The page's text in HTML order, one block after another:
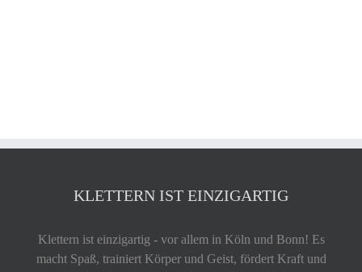
KLETTERN IST EINZIGARTIG
Klettern ist einzigartig - vor allem in Köln und Bonn! Es
macht Spaß, trainiert Körper und Geist, fördert Kraft und